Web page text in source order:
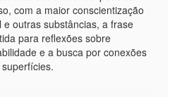
com a maior conscientização
outras substâncias, a frase
para reflexões sobre
e a busca por conexões